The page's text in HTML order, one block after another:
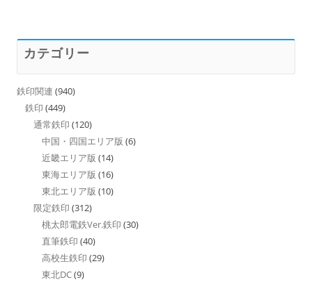
カテゴリー
鉄印関連 (940)
鉄印 (449)
通常鉄印 (120)
中国・四国エリア版 (6)
近畿エリア版 (14)
東海エリア版 (16)
東北エリア版 (10)
限定鉄印 (312)
桃太郎電鉄Ver.鉄印 (30)
直筆鉄印 (40)
高校生鉄印 (29)
東北DC(9)